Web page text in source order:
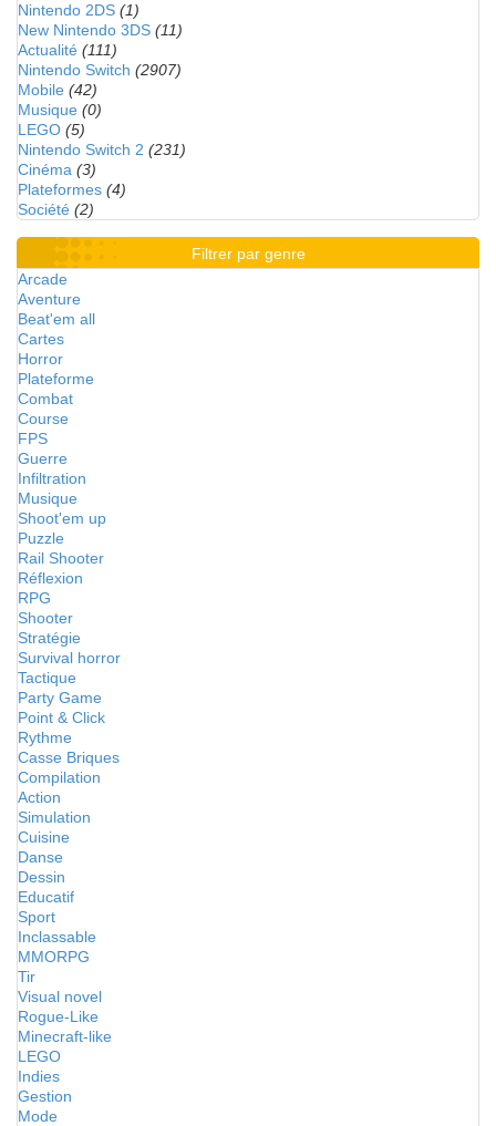
Nintendo 2DS (1)
New Nintendo 3DS (11)
Actualité (111)
Nintendo Switch (2907)
Mobile (42)
Musique (0)
LEGO (5)
Nintendo Switch 2 (231)
Cinéma (3)
Plateformes (4)
Société (2)
Filtrer par genre
Arcade
Aventure
Beat'em all
Cartes
Horror
Plateforme
Combat
Course
FPS
Guerre
Infiltration
Musique
Shoot'em up
Puzzle
Rail Shooter
Réflexion
RPG
Shooter
Stratégie
Survival horror
Tactique
Party Game
Point & Click
Rythme
Casse Briques
Compilation
Action
Simulation
Cuisine
Danse
Dessin
Educatif
Sport
Inclassable
MMORPG
Tir
Visual novel
Rogue-Like
Minecraft-like
LEGO
Indies
Gestion
Mode